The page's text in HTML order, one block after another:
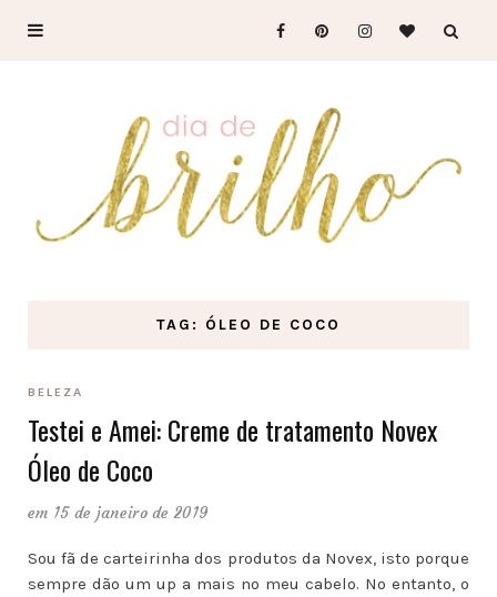
TAG: ÓLEO DE COCO
BELEZA
Testei e Amei: Creme de tratamento Novex
Óleo de Coco
em 15 de janeiro de 2019
Sou fã de carteirinha dos produtos da Novex, isto porque
sempre dão um up a mais no meu cabelo. No entanto, o